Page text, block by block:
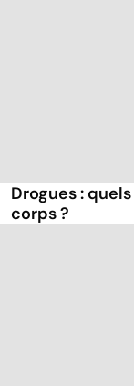
Drogues :
corps ?